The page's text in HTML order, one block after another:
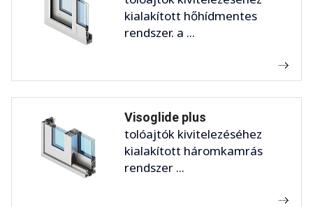
kialakított hőhídmentes
rendszer. a ...
Visoglide plus
tolóajtók kivitelezéséhez
kialakított háromkamrás
rendszer ...